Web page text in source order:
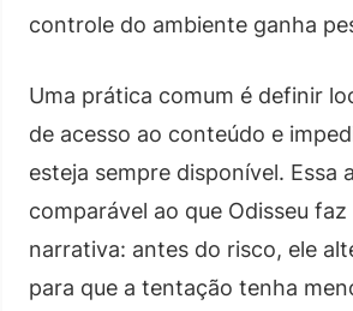
controle do ambiente ganha
Uma prática comum é definir
de acesso ao conteúdo e
esteja sempre disponível. Essa
comparável ao que Odisseu
narrativa: antes do risco, ele
para que a tentação tenha